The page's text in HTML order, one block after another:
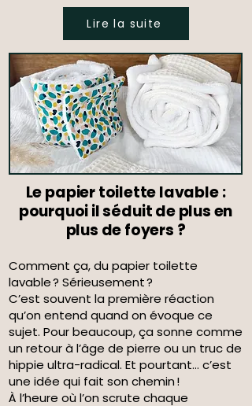
Lire la suite
Le papier toilette lavable :
pourquoi il séduit de plus en
plus de foyers ?
Comment ça, du papier toilette
lavable ? Sérieusement ?
C’est souvent la première réaction
qu’on entend quand on évoque ce
sujet. Pour beaucoup, ça sonne comme
un retour à l’âge de pierre ou un truc de
hippie ultra-radical. Et pourtant… c’est
une idée qui fait son chemin !
À l’heure où l’on scrute chaque